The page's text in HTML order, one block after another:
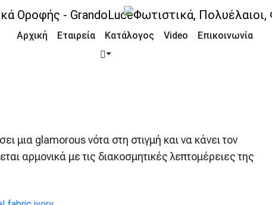
Αρχική Εταιρεία Κατάλογος Video Επικοινωνία
μια glamorous νότα στη στιγμή και να κάνει τον
αρμονικά με τις διακοσμητικές λεπτομέρειες της